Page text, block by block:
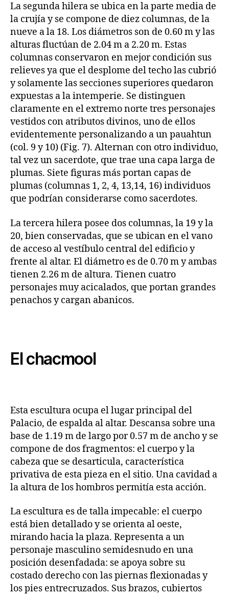
La segunda hilera se ubica en la parte media de
la crujía y se compone de diez columnas, de la
nueve a la 18. Los diámetros son de 0.60 m y las
alturas fluctúan de 2.04 m a 2.20 m. Estas
columnas conservaron en mejor condición sus
relieves ya que el desplome del techo las cubrió
y solamente las secciones superiores quedaron
expuestas a la intemperie. Se distinguen
claramente en el extremo norte tres personajes
vestidos con atributos divinos, uno de ellos
evidentemente personalizando a un pauahtun
(col. 9 y 10) (Fig. 7). Alternan con otro individuo,
tal vez un sacerdote, que trae una capa larga de
plumas. Siete figuras más portan capas de
plumas (columnas 1, 2, 4, 13,14, 16) individuos
que podrían considerarse como sacerdotes.
La tercera hilera posee dos columnas, la 19 y la
20, bien conservadas, que se ubican en el vano
de acceso al vestíbulo central del edificio y
frente al altar. El diámetro es de 0.70 m y ambas
tienen 2.26 m de altura. Tienen cuatro
personajes muy acicalados, que portan grandes
penachos y cargan abanicos.
El chacmool
Esta escultura ocupa el lugar principal del
Palacio, de espalda al altar. Descansa sobre una
base de 1.19 m de largo por 0.57 m de ancho y se
compone de dos fragmentos: el cuerpo y la
cabeza que se desarticula, característica
privativa de esta pieza en el sitio. Una cavidad a
la altura de los hombros permitía esta acción.
La escultura es de talla impecable: el cuerpo
está bien detallado y se orienta al oeste,
mirando hacia la plaza. Representa a un
personaje masculino semidesnudo en una
posición desenfadada: se apoya sobre su
costado derecho con las piernas flexionadas y
los pies entrecruzados. Sus brazos, cubiertos